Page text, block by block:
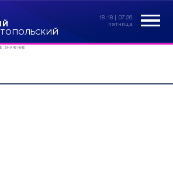
ЗНАЧЕНИЕ
18:18 | 07.26
пятница